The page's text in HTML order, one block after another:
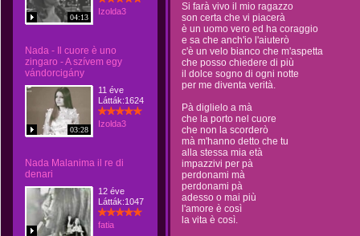
04:13
Izolda3
Nada - Il cuore è uno
zingaro - A szívem egy
vándorcigány
03:28
11 éve
Látták:1624
Izolda3
Nada Malanima il re di
denari
12 éve
Látták:1047
fatia
Si farà vivo il mio ragazzo
son certa che vi piacerà
è un uomo vero ed ha coraggio
e sa che anch'io l'aiuterò
c'è un velo bianco che m'aspetta
che posso chiedere di più
il dolce sogno di ogni notte
per me diventa verità.
Pà diglielo a mà
che la porto nel cuore
che non la scorderò
mà m'hanno detto che tu
alla stessa mia età
impazzivi per pà
perdonami mà
perdonami pà
adesso o mai più
l'amore è così
la vita è così.